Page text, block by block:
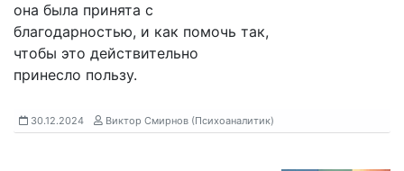
она была принята с
благодарностью, и как помочь так,
чтобы это действительно
принесло пользу.
30.12.2024 Виктор Смирнов (Психоаналитик)